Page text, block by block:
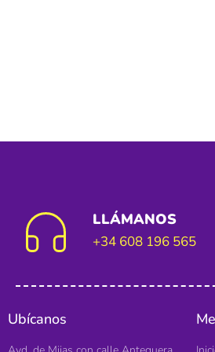
LLÁMANOS
+34 608 196 565
Ubícanos